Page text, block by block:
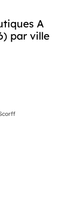
A
par ville